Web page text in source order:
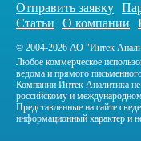
Отправить заявку
Статьи
О компании
© 2004-2026 АО "Интек
Любое коммерческое
ведома и прямого
Компании Интек Аналитика не
российскому и
Представленные на сайте
информационный характер и